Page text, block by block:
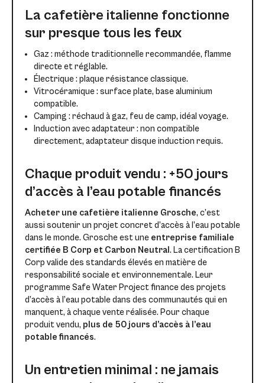
La cafetière italienne fonctionne
sur presque tous les feux
Gaz : méthode traditionnelle recommandée, flamme
directe et réglable.
Électrique : plaque résistance classique.
Vitrocéramique : surface plate, base aluminium
compatible.
Camping : réchaud à gaz, feu de camp, idéal voyage.
Induction avec adaptateur : non compatible
directement, adaptateur disque induction requis.
Chaque produit vendu : +50 jours
d’accès à l’eau potable financés
Acheter une cafetière italienne Grosche, c’est
aussi soutenir un projet concret d’accès à l’eau potable
dans le monde. Grosche est une entreprise familiale
certifiée B Corp et Carbon Neutral . La certification B
Corp valide des standards élevés en matière de
responsabilité sociale et environnementale. Leur
programme Safe Water Project finance des projets
d’accès à l’eau potable dans des communautés qui en
manquent, à chaque vente réalisée. Pour chaque
produit vendu, plus de 50 jours d’accès à l’eau
potable financés.
Un entretien minimal : ne jamais